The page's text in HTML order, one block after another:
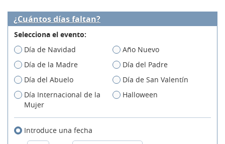
¿Cuántos días faltan?
Selecciona el evento:
Día de Navidad
Año Nuevo
Día de la Madre
Día del Padre
Día del Abuelo
Día de San Valentín
Día Internacional de la
Mujer
Halloween
Introduce una fecha